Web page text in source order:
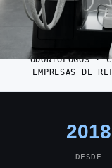
EXPERIENCIA
ODONTÓLOGOS
EMPRESAS DE
2018
DESDE